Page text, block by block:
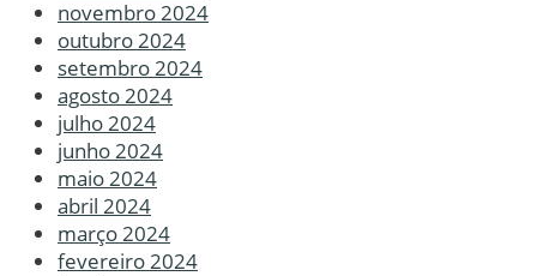
novembro 2024
outubro 2024
setembro 2024
agosto 2024
julho 2024
junho 2024
maio 2024
abril 2024
março 2024
fevereiro 2024